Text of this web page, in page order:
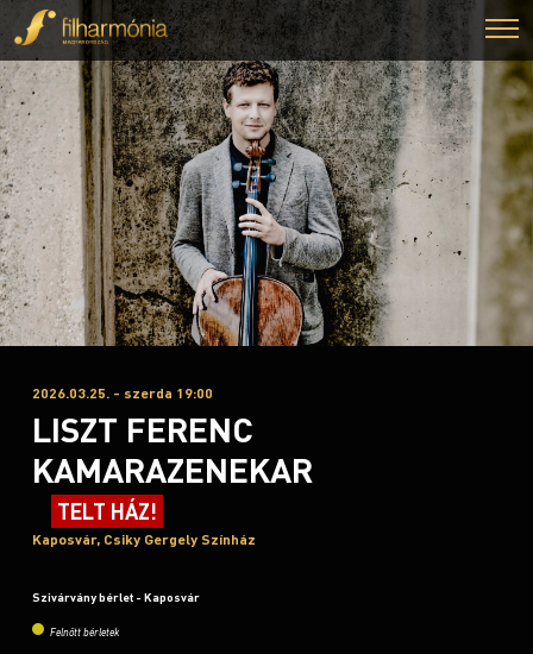
2026.03.25. - szerda 19:00
LISZT FERENC
KAMARAZENEKAR
TELT HÁZ!
Kaposvár, Csiky Gergely Színház
Szivárvány bérlet - Kaposvár
Felnőtt bérletek